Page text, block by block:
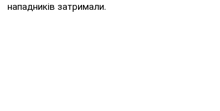
нападників затримали.